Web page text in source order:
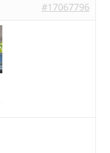
#17067796